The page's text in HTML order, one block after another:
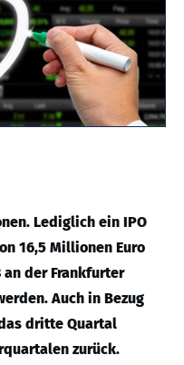
Lediglich ein IPO
16,5 Millionen Euro
der Frankfurter
Auch in Bezug
dritte Quartal
zurück.